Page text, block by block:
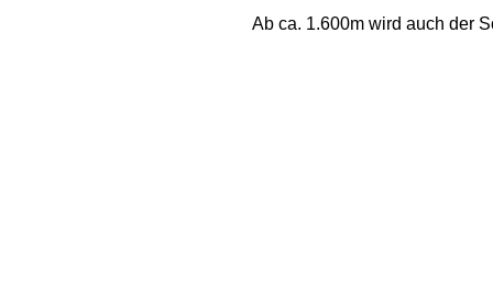
Ab ca. 1.600m wird auch der